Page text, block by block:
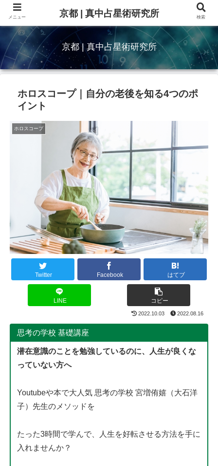
京都 | 真中占星術研究所
ホロスコープ｜自分の老後を知る4つのポ
イント
ホロスコープ
Twitter Facebook はてブ
LINE コピー
2022.10.03 2022.08.16
思考の学校 基礎講座
潜在意識のことを勉強しているのに、人生が良くな
っていない方へ
Youtubeや本で大人気 思考の学校 宮増侑嬉（大石洋
子）先生のメソッドを
たった3時間で学んで、人生を好転させる方法を手に
入れませんか？
メニュー 京都 | 真中占星術研究所 検索